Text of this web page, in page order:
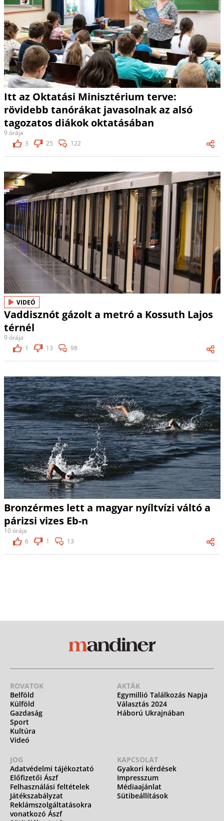
Itt az Oktatási Minisztérium terve:
rövidebb tanórákat javasolnak az alsó
tagozatos diákok oktatásában
9 órája
3
25 122
VIDEÓ
Vaddisznót gázolt a metró a Kossuth Lajos
térnél
9 órája
1
13 98
Bronzérmes lett a magyar nyíltvízi váltó a
párizsi vizes Eb-n
10 órája
6
1 13
ROVATOK
Belföld
Külföld
Gazdaság
Sport
Kultúra
Videó
AKTÁK
Egymillió Találkozás Napja
Választás 2024
Háború Ukrajnában
JOG
Adatvédelmi tájékoztató
Előfizetői Ászf
Felhasználási feltételek
Játékszabályzat
Reklámszolgáltatásokra
vonatkozó Ászf
KAPCSOLAT
Gyakori kérdések
Impresszum
Médiaajánlat
Sütibeállítások